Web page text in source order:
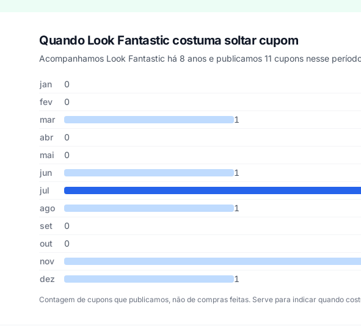
Quando Look Fantastic costuma soltar cupom
Acompanhamos Look Fantastic há 8 anos e publicamos 11 cupons nesse
Cupons de Look Fantastic publicados por mês, somando os últimos 8 anos
Mês Cupons publicados
jan
0
fev
0
mar
1
abr
0
mai
0
jun
1
jul
ago
1
set
0
out
0
nov
dez
1
Contagem de cupons que publicamos, não de compras feitas. Serve para indicar quando